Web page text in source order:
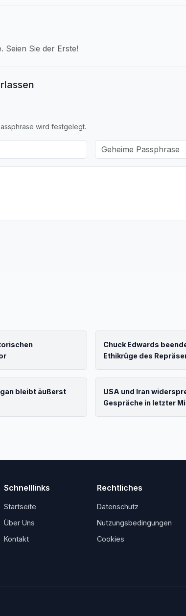
Seien Sie der Erste!
wird festgelegt.
Chuck Edwards
Ethikrüge des
bleibt äußerst
USA und Iran
Gespräche in letzter
Schnelllinks
Startseite
Über Uns
Kontakt
Rechtliches
Datenschutz
Nutzungsbedingungen
Cookies